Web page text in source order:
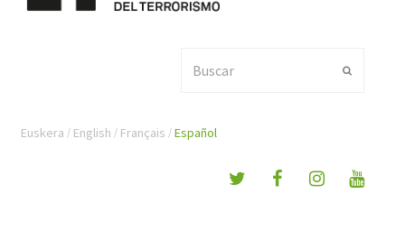
Enviar
Euskera English Français Español